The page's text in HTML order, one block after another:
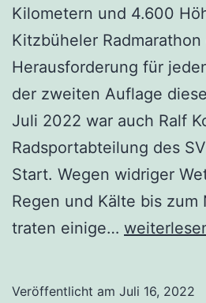
Kilometern und 4.600
Kitzbüheler
Herausforderung für
der zweiten Auflage
Juli 2022 war auch Ralf
Radsportabteilung des
Start. Wegen widriger
Regen und Kälte bis zum
traten einige…
Veröffentlicht am Juli 16, 2022